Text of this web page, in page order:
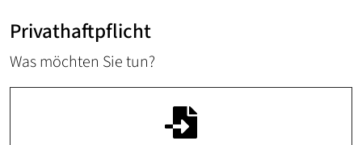
Privathaftpflicht
Was möchten Sie tun?